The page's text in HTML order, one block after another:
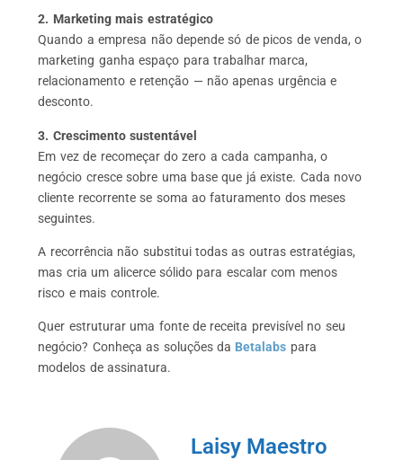
2. Marketing mais estratégico
Quando a empresa não depende só de picos de venda, o
marketing ganha espaço para trabalhar marca,
relacionamento e retenção — não apenas urgência e
desconto.
3. Crescimento sustentável
Em vez de recomeçar do zero a cada campanha, o
negócio cresce sobre uma base que já existe. Cada novo
cliente recorrente se soma ao faturamento dos meses
seguintes.
A recorrência não substitui todas as outras estratégias,
mas cria um alicerce sólido para escalar com menos
risco e mais controle.
Quer estruturar uma fonte de receita previsível no seu
negócio? Conheça as soluções da Betalabs para
modelos de assinatura.
Laisy Maestro